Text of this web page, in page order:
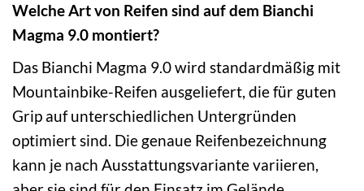
Welche Art von Reifen sind auf dem Bianchi
Magma 9.0 montiert?
Das Bianchi Magma 9.0 wird standardmäßig mit
Mountainbike-Reifen ausgeliefert, die für guten
Grip auf unterschiedlichen Untergründen
optimiert sind. Die genaue Reifenbezeichnung
kann je nach Ausstattungsvariante variieren,